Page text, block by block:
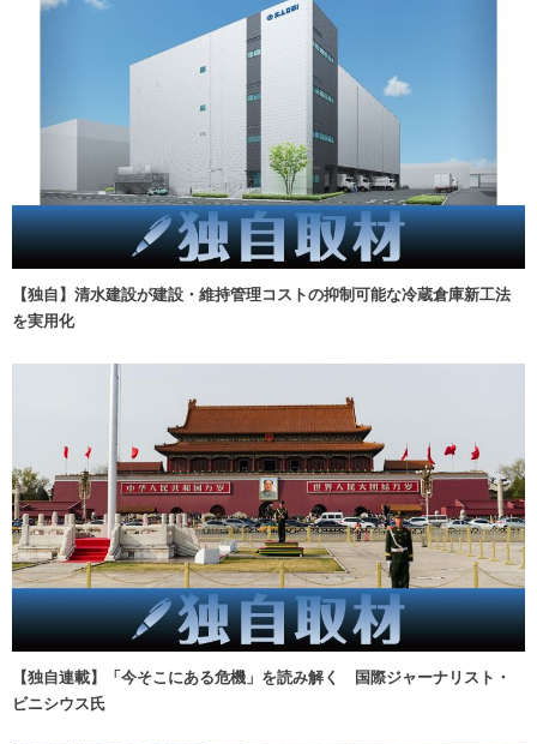
【独自】清水建設が建設・維持管理コストの抑制可能な冷蔵倉庫新工法
を実用化
【独自連載】「今そこにある危機」を読み解く 国際ジャーナリスト・
ビニシウス氏